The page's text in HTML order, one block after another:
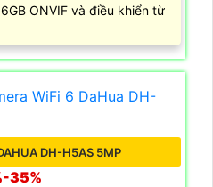
ONVIF và điều khiển từ
DH-H5AS 5MP
35%